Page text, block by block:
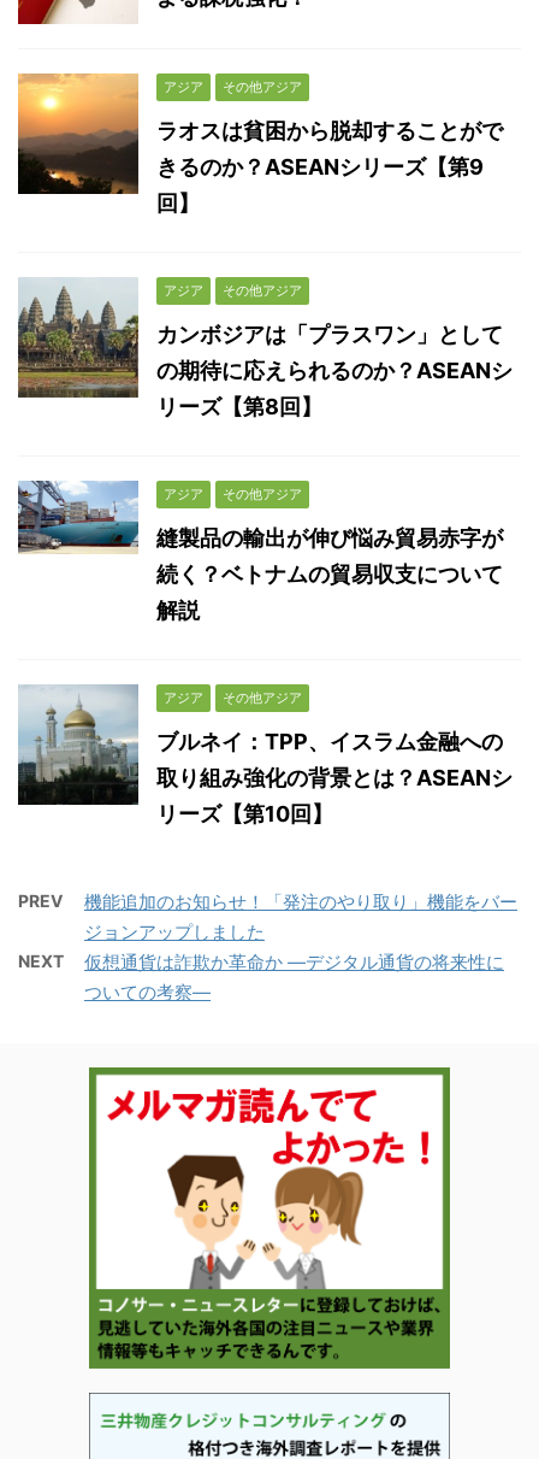
アジア その他アジア
ラオスは貧困から脱却することがで
きるのか？ASEANシリーズ【第9
回】
アジア その他アジア
カンボジアは「プラスワン」として
の期待に応えられるのか？ASEANシ
リーズ【第8回】
アジア その他アジア
縫製品の輸出が伸び悩み貿易赤字が
続く？ベトナムの貿易収支について
解説
アジア その他アジア
ブルネイ：TPP、イスラム金融への
取り組み強化の背景とは？ASEANシ
リーズ【第10回】
PREV
機能追加のお知らせ！「発注のやり取り」機能をバー
ジョンアップしました
NEXT
仮想通貨は詐欺か革命か ―デジタル通貨の将来性に
ついての考察―